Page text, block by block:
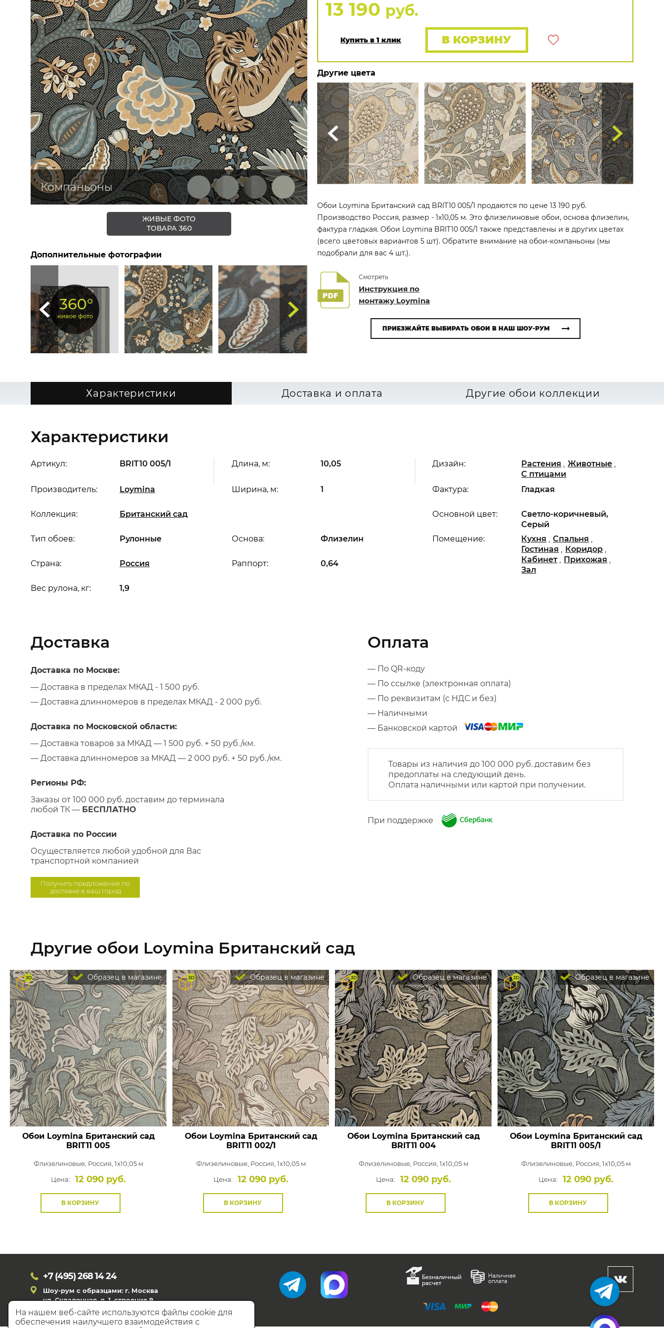
ЦВЕТА
ПОКАЗАТЬ ВСЕ ОБОИ
Компаньоны
ЖИВЫЕ ФОТО
ТОВАРА 360
Дополнительные фотографии
13 190 руб.
Купить в 1 клик В КОРЗИНУ
Другие цвета
Обои Loymina Британский сад BRIT10 005/1 продаются по цене 13 190 руб.
Производство Россия, размер - 1x10,05 м. Это флизелиновые обои, основа флизелин,
фактура гладкая. Обои Loymina BRIT10 005/1 также представлены и в других цветах
(всего цветовых вариантов 5 шт). Обратите внимание на обои-компаньоны (мы
подобрали для вас 4 шт.).
Смотреть
Инструкция по
монтажу Loymina
ПРИЕЗЖАЙТЕ ВЫБИРАТЬ ОБОИ В НАШ ШОУ-РУМ
Характеристики Доставка и оплата Другие обои коллекции
Характеристики
Артикул: BRIT10 005/1
Производитель: Loymina
Коллекция: Британский сад
Длина, м: 10,05
Ширина, м: 1
Вес рулона, кг: 1,9
Раппорт: 0,64
Основной цвет:
Светло-коричневый,
Серый
Дизайн: Растения ,Животные ,
С птицами
Основа: Флизелин Помещение: Кухня ,Спальня ,
Гостиная , Коридор ,
Кабинет , Прихожая ,
Зал
Страна: Россия
Тип обоев: Рулонные
Фактура: Гладкая
Доставка
Доставка по Москве:
— Доставка в пределах МКАД - 1 500 руб.
— Доставка длинномеров в пределах МКАД - 2 000 руб.
Доставка по Московской области:
— Доставка товаров за МКАД — 1 500 руб. + 50 руб./км.
— Доставка длинномеров за МКАД — 2 000 руб. + 50 руб./км.
Регионы РФ:
Заказы от 100 000 руб. доставим до терминала
любой ТК — БЕСПЛАТНО
Доставка по России
Осуществляется любой удобной для Вас
транспортной компанией
Получить предложение по
доставке в ваш город
Оплата
— По QR-коду
— По ссылке (электронная оплата)
— По реквизитам (с НДС и без)
— Наличными
— Банковской картой
Товары из наличия до 100 000 руб. доставим без
предоплаты на следующий день.
Оплата наличными или картой при получении.
При поддержке
Другие обои Loymina Британский сад
Образец в магазине
Обои Loymina Британский сад
BRIT11 005
Флизелиновые, Россия, 1x10,05 м
Цена:
12 090 руб.
В КОРЗИНУ
Образец в магазине
Обои Loymina Британский сад
BRIT11 002/1
Флизелиновые, Россия, 1x10,05 м
Цена:
12 090 руб.
В КОРЗИНУ
Образец в магазине
Обои Loymina Британский сад
BRIT11 004
Флизелиновые, Россия, 1x10,05 м
Цена:
12 090 руб.
В КОРЗИНУ
Образец в магазине
Обои Loymina Британский сад
BRIT11 005/1
Флизелиновые, Россия, 1x10,05 м
Цена:
12 090 руб.
В КОРЗИНУ
+7 (495)268 14 24
Шоу-рум с образцами: г. Москва
ул. Складочная, д. 1, строение 9
На нашем веб-сайте используются файлы cookie для
обеспечения наилучшего взаимодействия с